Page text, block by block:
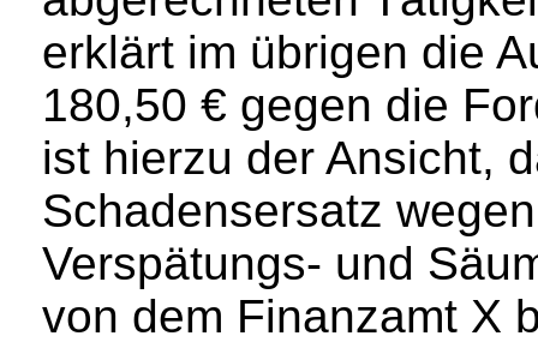
erklärt im übrigen die
180,50 € gegen die
ist hierzu der Ansicht,
Schadensersatz
Verspätungs- und
von dem Finanzamt X